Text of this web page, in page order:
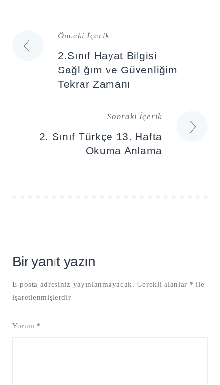
Yazı
gezinmesi
Önceki İçerik
2.Sınıf Hayat Bilgisi
Sağlığım ve Güvenliğim
Tekrar Zamanı
Sonraki İçerik
2. Sınıf Türkçe 13. Hafta
Okuma Anlama
Bir yanıt yazın
E-posta adresiniz yayınlanmayacak. Gerekli alanlar * ile
işaretlenmişlerdir
Yorum *